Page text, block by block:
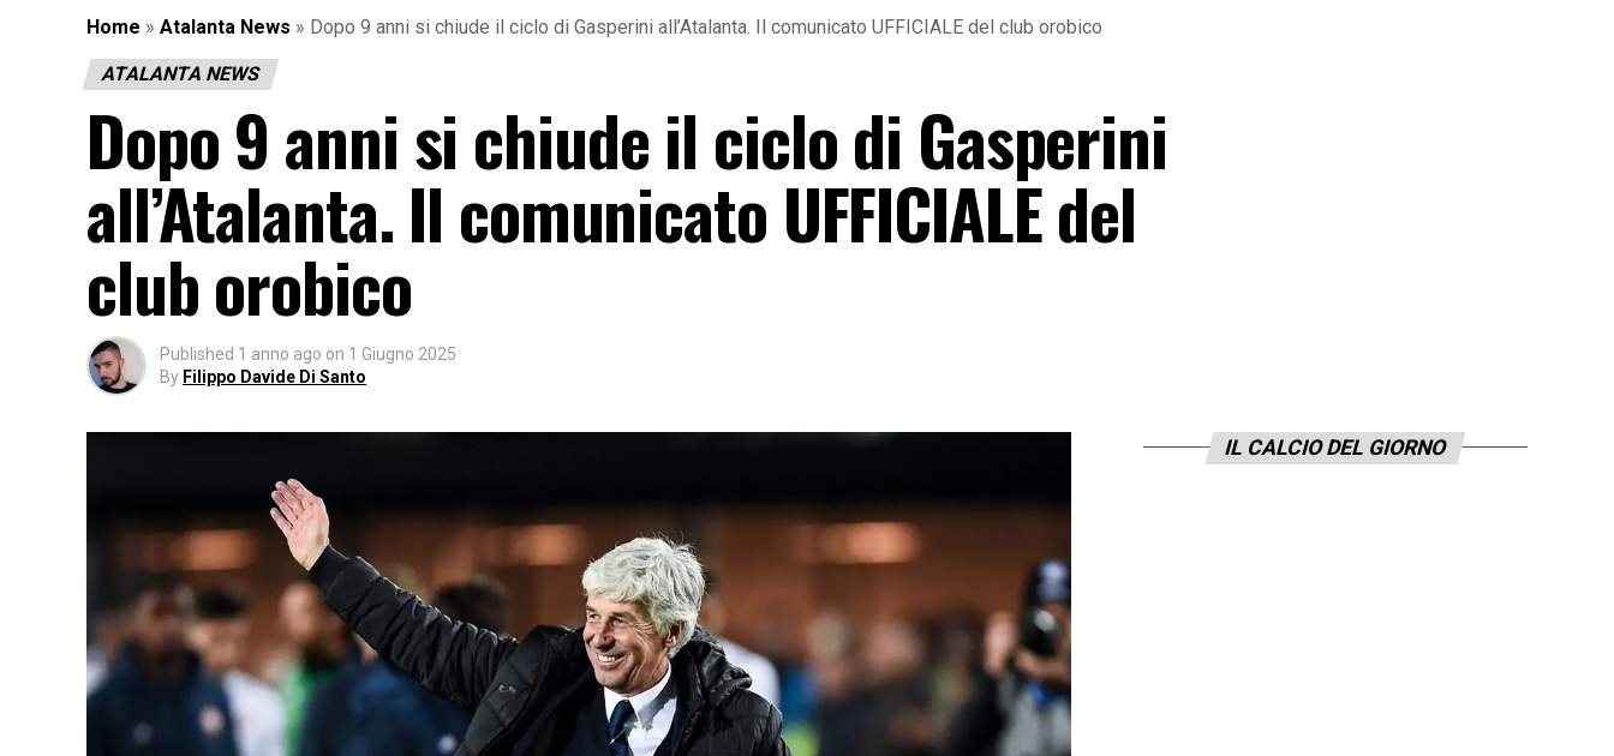
Home » Atalanta News » Dopo 9 anni si chiude il ciclo di Gasperini all’Atalanta. Il comunicato UFFICIALE del club orobico
ATALANTA NEWS
Dopo 9 anni si chiude il ciclo di Gasperini
all’Atalanta. Il comunicato UFFICIALE del
club orobico
Published 1 anno ago on 1 Giugno 2025
By Filippo Davide Di Santo
IL CALCIO DEL GIORNO